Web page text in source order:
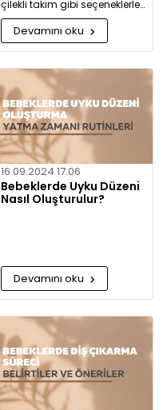
çilekli takım gibi seçeneklerle
bebeğinize tatlılık katıyor. Kız
ve erkek bebekler için özel
tasarlanmış, organik
pamuktan üretilmiş şık ve
Devamını oku
16.09.2024 17:06
Bebeklerde Uyku Düzeni
Nasıl Oluşturulur?
Devamını oku